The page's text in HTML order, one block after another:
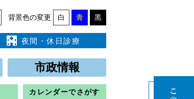
背景色の変更 白 青 黒
夜間・休日診療
市政情報
カレンダーでさがす